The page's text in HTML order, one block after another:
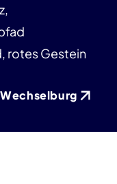
rotes Gestein